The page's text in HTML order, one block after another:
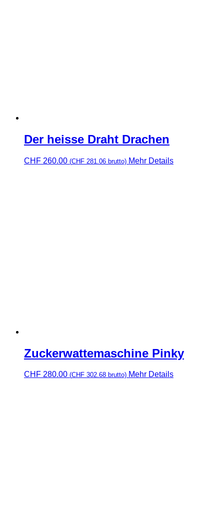
Der heisse Draht Drachen
CHF 260.00 (CHF 281.06 brutto) Mehr Details
Zuckerwattemaschine Pinky
CHF 280.00 (CHF 302.68 brutto) Mehr Details